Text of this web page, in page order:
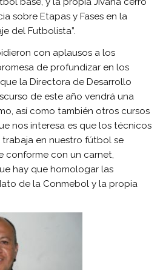
sobre Etapas y Fases en la
del Futbolista”.
con aplausos a los
de profundizar en los
la Directora de Desarrollo
de este año vendrá una
así como también otros cursos
nos interesa es que los técnicos
en nuestro fútbol se
conforme con un carnet,
hay que homologar las
de la Conmebol y la propia